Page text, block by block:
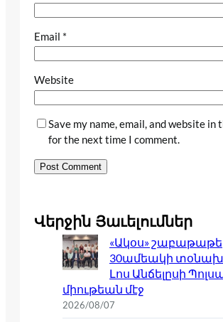
Email *
Website
Save my name, email, and website in
for the next time I comment.
Վերջին Յաւելումներ
«Ակօս»
30ամեակի
Լոս Անճելըսի
միութեան մէջ
2026/08/07